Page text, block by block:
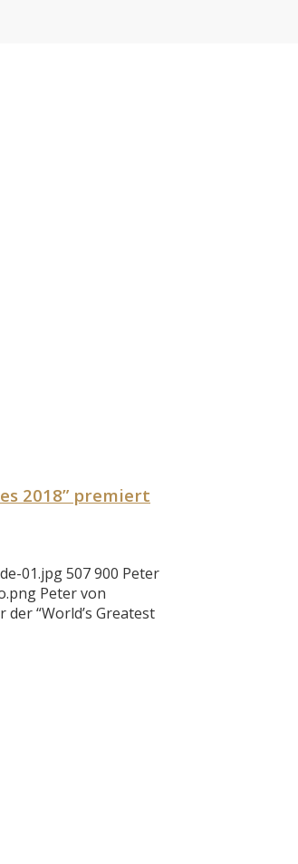
2018” premiert
01.jpg507900 Peter
Peter von
“World’s Greatest